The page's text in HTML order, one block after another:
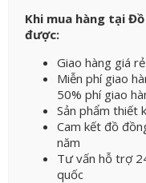
Khi mua hàng tại
được:
Giao hàng giá
Miễn phí giao
50% phí giao
Sản phẩm thiết
Cam kết đồ
năm
Tư vấn hỗ trợ
quốc